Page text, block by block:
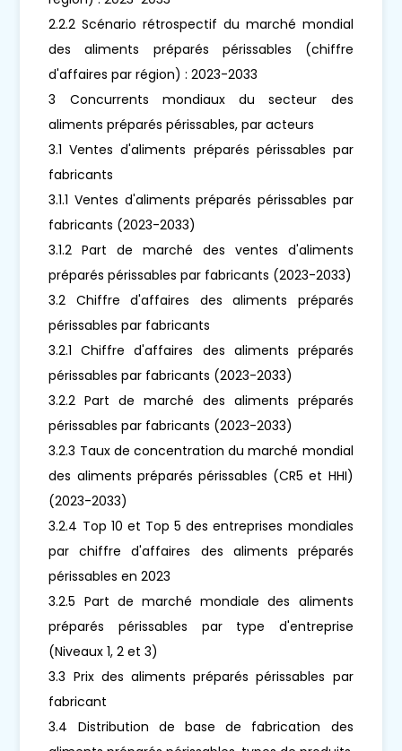
2.2.2 Scénario rétrospectif du marché mondial
des aliments préparés périssables (chiffre
d'affaires par région) : 2023-2033
3 Concurrents mondiaux du secteur des
aliments préparés périssables, par acteurs
3.1 Ventes d'aliments préparés périssables par
fabricants
3.1.1 Ventes d'aliments préparés périssables par
fabricants (2023-2033)
3.1.2 Part de marché des ventes d'aliments
préparés périssables par fabricants (2023-2033)
3.2 Chiffre d'affaires des aliments préparés
périssables par fabricants
3.2.1 Chiffre d'affaires des aliments préparés
périssables par fabricants (2023-2033)
3.2.2 Part de marché des aliments préparés
périssables par fabricants (2023-2033)
3.2.3 Taux de concentration du marché mondial
des aliments préparés périssables (CR5 et HHI)
(2023-2033)
3.2.4 Top 10 et Top 5 des entreprises mondiales
par chiffre d'affaires des aliments préparés
périssables en 2023
3.2.5 Part de marché mondiale des aliments
préparés périssables par type d'entreprise
(Niveaux 1, 2 et 3)
3.3 Prix des aliments préparés périssables par
fabricant
3.4 Distribution de base de fabrication des